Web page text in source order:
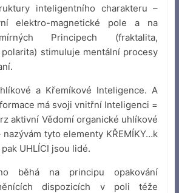
inteligentního charakteru –
elektro-magnetické pole a na
Principech (fraktalita,
stimuluje mentální procesy
a Křemíkové Inteligence. A
má svoji vnitřní Inteligenci =
aktivní Vědomí organické uhlíkové
tyto elementy KŘEMÍKY…k
UHLÍCI jsou lidé.
běhá na principu opakování
dispozicích v poli téže